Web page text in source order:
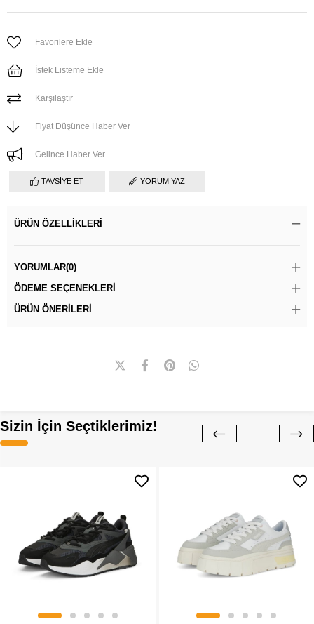
Favorilere Ekle
İstek Listeme Ekle
Karşılaştır
Fiyat Düşünce Haber Ver
Gelince Haber Ver
TAVSIYE ET YORUM YAZ
ÜRÜN ÖZELLIKLERI
YORUMLAR(0)
ÖDEME SEÇENEKLERI
ÜRÜN ÖNERILERI
Sizin İçin Seçtiklerimiz!